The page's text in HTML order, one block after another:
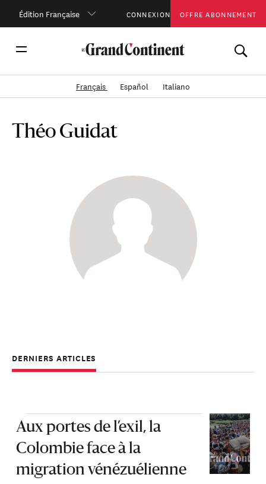
Édition Française CONNEXION OFFRE ABONNEMENT
Français Español Italiano
Théo Guidat
DERNIERS ARTICLES
Aux portes de l’exil, la
Colombie face à la
migration vénézuélienne